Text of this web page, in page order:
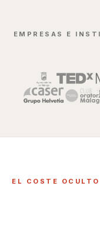
EMPRESAS E
EL COSTE